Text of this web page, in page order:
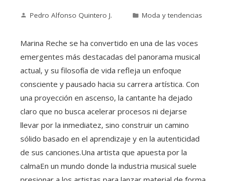
Pedro Alfonso Quintero J. Moda y tendencias
Marina Reche se ha convertido en una de las voces
emergentes más destacadas del panorama musical
actual, y su filosofía de vida refleja un enfoque
consciente y pausado hacia su carrera artística. Con
una proyección en ascenso, la cantante ha dejado
claro que no busca acelerar procesos ni dejarse
llevar por la inmediatez, sino construir un camino
sólido basado en el aprendizaje y en la autenticidad
de sus canciones.Una artista que apuesta por la
calmaEn un mundo donde la industria musical suele